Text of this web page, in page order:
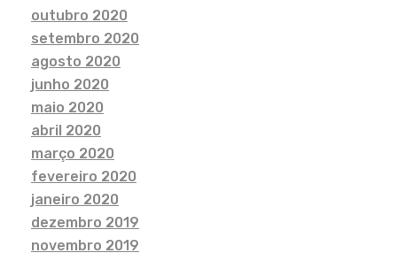
outubro 2020
setembro 2020
agosto 2020
junho 2020
maio 2020
abril 2020
março 2020
fevereiro 2020
janeiro 2020
dezembro 2019
novembro 2019